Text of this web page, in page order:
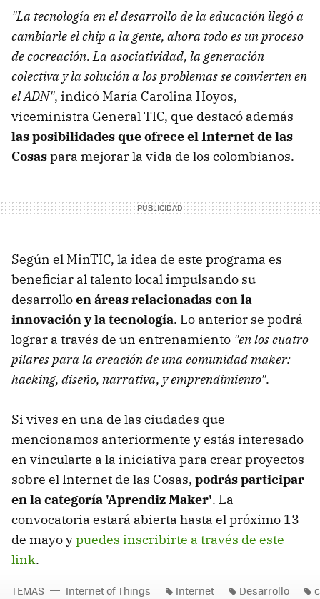
"La tecnología en el desarrollo de la educación llegó a
cambiarle el chip a la gente, ahora todo es un proceso
de cocreación. La asociatividad, la generación
colectiva y la solución a los problemas se convierten en
el ADN", indicó María Carolina Hoyos,
viceministra General TIC, que destacó además
las posibilidades que ofrece el Internet de las
Cosaspara mejorar la vida de los colombianos.
Según el MinTIC, la idea de este programa es
beneficiar al talento local impulsando su
desarrolloen áreas relacionadas con la
innovación y la tecnología. Lo anterior se podrá
lograr a través de un entrenamiento "en los cuatro
pilares para la creación de una comunidad maker:
hacking, diseño, narrativa, y emprendimiento".
Si vives en una de las ciudades que
mencionamos anteriormente y estás interesado
en vincularte a la iniciativa para crear proyectos
sobre el Internet de las Cosas, podrás participar
en la categoría 'Aprendiz Maker'. La
convocatoria estará abierta hasta el próximo 13
de mayo ypuedes inscribirte a través de este
link.
TEMAS Internet of Things Internet Desarrollo